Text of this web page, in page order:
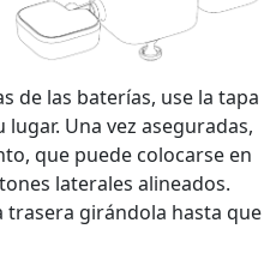
de las baterías, use la tapa
Una vez aseguradas,
que puede colocarse en
laterales alineados.
trasera girándola hasta que